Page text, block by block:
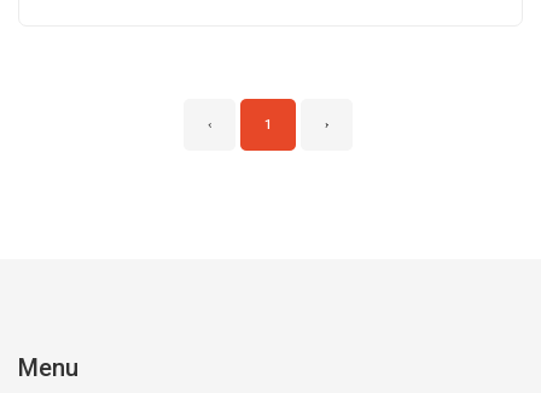
‹ 1 ›
Menu